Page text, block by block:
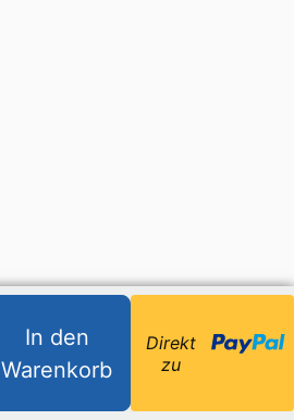
In den
Warenkorb
Direkt
zu